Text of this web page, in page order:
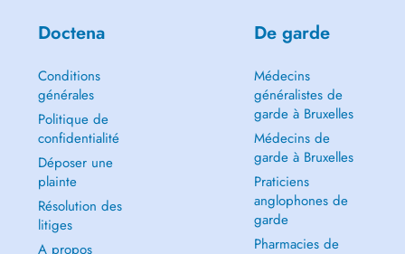
Doctena
Conditions
générales
Politique de
confidentialité
Déposer une
plainte
Résolution des
litiges
A propos
De garde
Médecins
généralistes de
garde à Bruxelles
Médecins de
garde à Bruxelles
Praticiens
anglophones de
garde
Pharmacies de